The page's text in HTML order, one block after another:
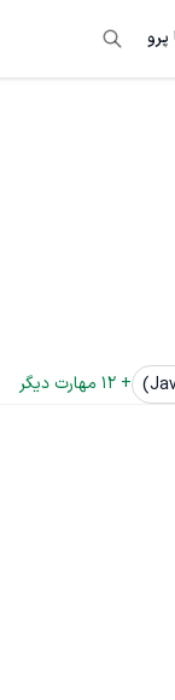
پرو
+
12 مهارت دیگر